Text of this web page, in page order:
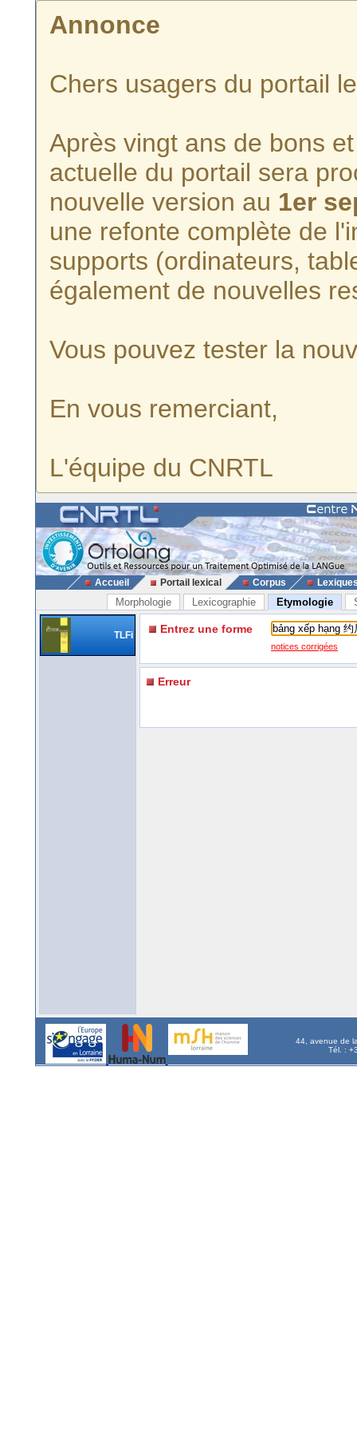
Annonce
Chers usagers du portail
Après vingt ans de bons
actuelle du portail sera
nouvelle version au 1er
une refonte complète de
supports (ordinateurs,
également de nouvelles
Vous pouvez tester la
En vous remerciant,
L'équipe du CNRTL
Accueil Portail lexical Corpus
Morphologie Lexicographie Etymologie
TLFi Entrez une forme
notices corrigées
Erreur
44, avenue de
Tél. :